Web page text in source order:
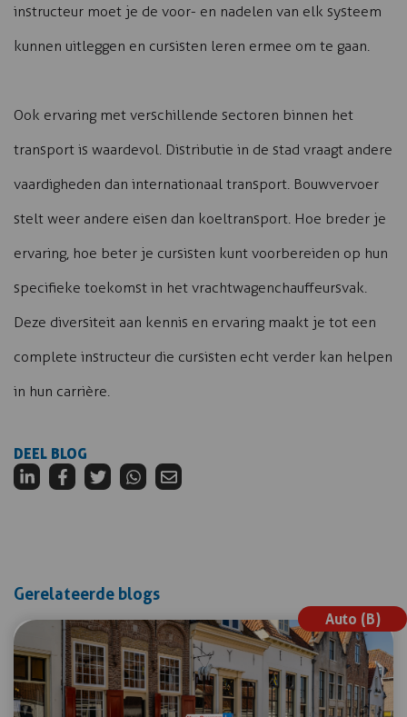
instructeur moet je de voor- en nadelen van elk systeem
kunnen uitleggen en cursisten leren ermee om te gaan.
Ook ervaring met verschillende sectoren binnen het
transport is waardevol. Distributie in de stad vraagt andere
vaardigheden dan internationaal transport. Bouwvervoer
stelt weer andere eisen dan koeltransport. Hoe breder je
ervaring, hoe beter je cursisten kunt voorbereiden op hun
specifieke toekomst in het vrachtwagenchauffeursvak.
Deze diversiteit aan kennis en ervaring maakt je tot een
complete instructeur die cursisten echt verder kan helpen
in hun carrière.
DEEL BLOG
Gerelateerde blogs
Auto (B)